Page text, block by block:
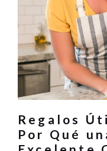
Regalos
Por Qué